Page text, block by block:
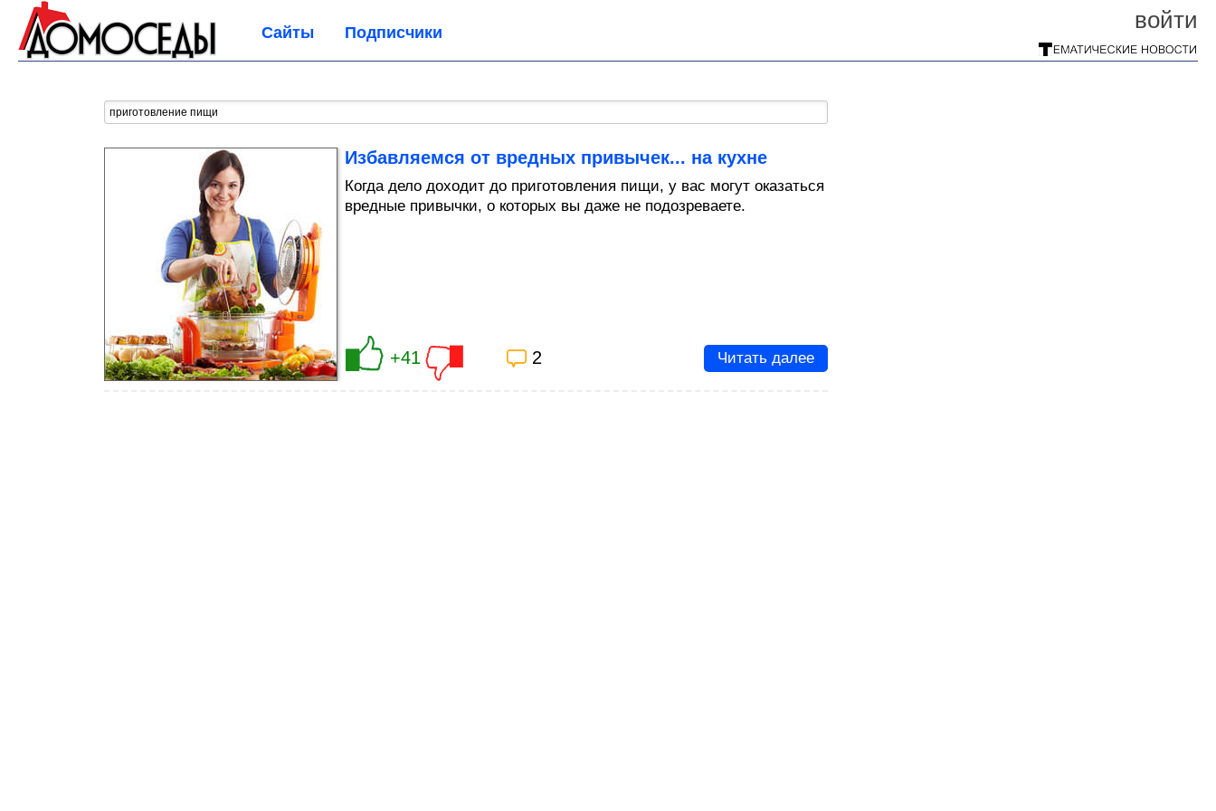
войти
Сайты Подписчики
Избавляемся от вредных привычек... на кухне
Когда дело доходит до приготовления пищи, у вас могут оказаться
вредные привычки, о которых вы даже не подозреваете.
+41 2 Читать далее